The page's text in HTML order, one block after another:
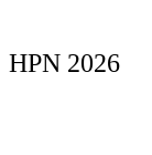
HPN 2026